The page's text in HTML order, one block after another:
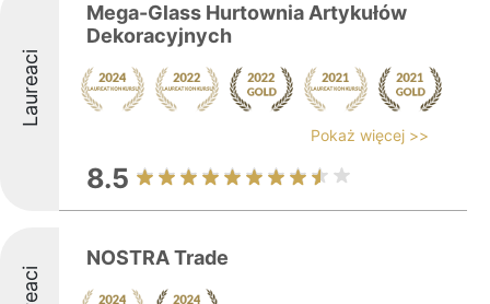
Laureaci
Mega-Glass Hurtownia Artykułów
Dekoracyjnych
Pokaż więcej >>
8.5
NOSTRA Trade